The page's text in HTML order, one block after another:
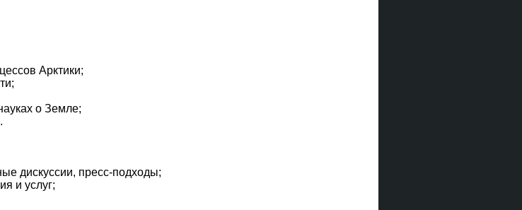
Арктики;
о Земле;
дискуссии, пресс-подходы;
и услуг;